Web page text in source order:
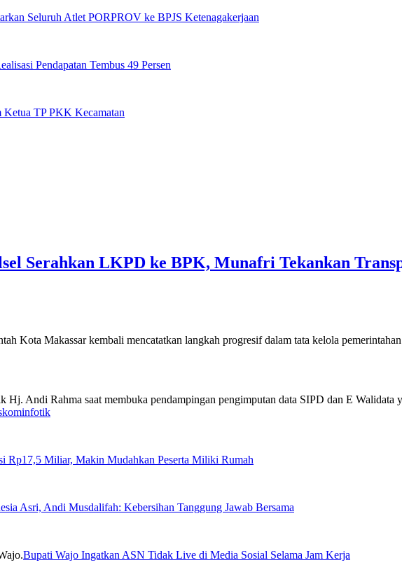
Seluruh Atlet PORPROV ke BPJS Ketenagakerjaan
Pendapatan Tembus 49 Persen
TP PKK Kecamatan
Serahkan LKPD ke BPK, Munafri Tekankan
Makassar kembali mencatatkan langkah progresif dalam tata kelola
Rp17,5 Miliar, Makin Mudahkan Peserta Miliki Rumah
Asri, Andi Musdalifah: Kebersihan Tanggung Jawab Bersama
Bupati Wajo Ingatkan ASN Tidak Live di Media Sosial Selama Jam Kerja